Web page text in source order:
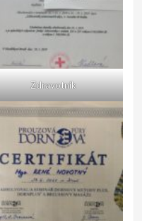
Zdravotník